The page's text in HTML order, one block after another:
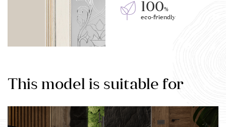
100%
eco-friendly
This model is suitable for